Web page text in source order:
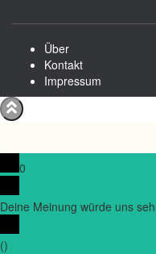
Über
Kontakt
Impressum
0
Deine Meinung würde uns
()